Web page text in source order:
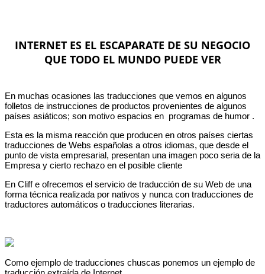
INTERNET ES EL ESCAPARATE DE SU NEGOCIO
QUE TODO EL MUNDO PUEDE VER
En muchas ocasiones las traducciones que vemos en algunos
folletos de instrucciones de productos provenientes de algunos
países asiáticos; son motivo espacios en programas de humor .
Esta es la misma reacción que producen en otros países ciertas
traducciones de Webs españolas a otros idiomas, que desde el
punto de vista empresarial, presentan una imagen poco seria de la
Empresa y cierto rechazo en el posible cliente
En Cliff e ofrecemos el servicio de traducción de su Web de una
forma técnica realizada por nativos y nunca con traducciones de
traductores automáticos o traducciones literarias.
Como ejemplo de traducciones chuscas ponemos un ejemplo de